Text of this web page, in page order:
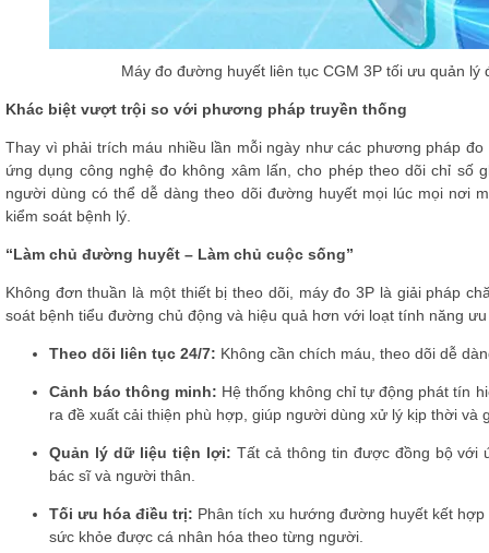
Máy đo đường huyết liên tục CGM 3P tối ưu quản
Khác biệt vượt trội so với phương pháp truyền thống
Thay vì phải trích máu nhiều lần mỗi ngày như các phương pháp
ứng dụng công nghệ đo không xâm lấn, cho phép theo dõi chỉ số
người dùng có thể dễ dàng theo dõi đường huyết mọi lúc mọi nơi
kiểm soát bệnh lý.
“Làm chủ đường huyết – Làm chủ cuộc sống”
Không đơn thuần là một thiết bị theo dõi, máy đo 3P là giải pháp
soát bệnh tiểu đường chủ động và hiệu quả hơn với loạt tính năng
Theo dõi liên tục 24/7: Không cần chích máu, theo dõi dễ
Cảnh báo thông minh: Hệ thống không chỉ tự động phát tín
ra đề xuất cải thiện phù hợp, giúp người dùng xử lý kịp thời và
Quản lý dữ liệu tiện lợi: Tất cả thông tin được đồng bộ với
bác sĩ và người thân.
Tối ưu hóa điều trị: Phân tích xu hướng đường huyết kết
sức khỏe được cá nhân hóa theo từng người.